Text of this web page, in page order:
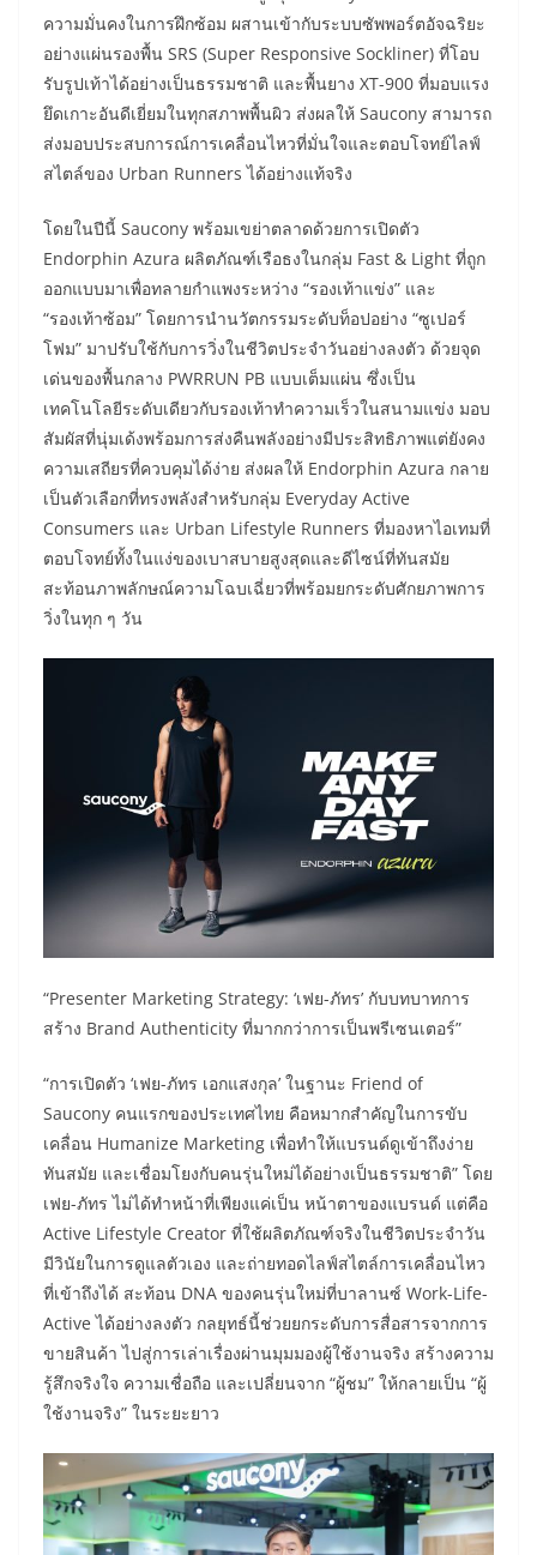
ความมั่นคงในการฝึกซ้อม ผสานเข้ากับระบบซัพพอร์ตอัจฉริยะ
อย่างแผ่นรองพื้น SRS (Super Responsive Sockliner) ที่โอบ
รับรูปเท้าได้อย่างเป็นธรรมชาติ และพื้นยาง XT-900 ที่มอบแรง
ยึดเกาะอันดีเยี่ยมในทุกสภาพพื้นผิว ส่งผลให้ Saucony สามารถ
ส่งมอบประสบการณ์การเคลื่อนไหวที่มั่นใจและตอบโจทย์ไลฟ์
สไตล์ของ Urban Runners ได้อย่างแท้จริง
โดยในปีนี้ Saucony พร้อมเขย่าตลาดด้วยการเปิดตัว
Endorphin Azura ผลิตภัณฑ์เรือธงในกลุ่ม Fast & Light ที่ถูก
ออกแบบมาเพื่อทลายกำแพงระหว่าง “รองเท้าแข่ง” และ
“รองเท้าซ้อม” โดยการนำนวัตกรรมระดับท็อปอย่าง “ซูเปอร์
โฟม” มาปรับใช้กับการวิ่งในชีวิตประจำวันอย่างลงตัว ด้วยจุด
เด่นของพื้นกลาง PWRRUN PB แบบเต็มแผ่น ซึ่งเป็น
เทคโนโลยีระดับเดียวกับรองเท้าทำความเร็วในสนามแข่ง มอบ
สัมผัสที่นุ่มเด้งพร้อมการส่งคืนพลังอย่างมีประสิทธิภาพแต่ยังคง
ความเสถียรที่ควบคุมได้ง่าย ส่งผลให้ Endorphin Azura กลาย
เป็นตัวเลือกที่ทรงพลังสำหรับกลุ่ม Everyday Active
Consumers และ Urban Lifestyle Runners ที่มองหาไอเทมที่
ตอบโจทย์ทั้งในแง่ของเบาสบายสูงสุดและดีไซน์ที่ทันสมัย
สะท้อนภาพลักษณ์ความโฉบเฉี่ยวที่พร้อมยกระดับศักยภาพการ
วิ่งในทุก ๆ วัน
“Presenter Marketing Strategy: ‘เฟย-ภัทร’ กับบทบาทการ
สร้าง Brand Authenticity ที่มากกว่าการเป็นพรีเซนเตอร์”
“การเปิดตัว ‘เฟย-ภัทร เอกแสงกุล’ ในฐานะ Friend of
Saucony คนแรกของประเทศไทย คือหมากสำคัญในการขับ
เคลื่อน Humanize Marketing เพื่อทำให้แบรนด์ดูเข้าถึงง่าย
ทันสมัย และเชื่อมโยงกับคนรุ่นใหม่ได้อย่างเป็นธรรมชาติ” โดย
เฟย-ภัทร ไม่ได้ทำหน้าที่เพียงแค่เป็น หน้าตาของแบรนด์ แต่คือ
Active Lifestyle Creator ที่ใช้ผลิตภัณฑ์จริงในชีวิตประจำวัน
มีวินัยในการดูแลตัวเอง และถ่ายทอดไลฟ์สไตล์การเคลื่อนไหว
ที่เข้าถึงได้ สะท้อน DNA ของคนรุ่นใหม่ที่บาลานซ์ Work-Life-
Active ได้อย่างลงตัว กลยุทธ์นี้ช่วยยกระดับการสื่อสารจากการ
ขายสินค้า ไปสู่การเล่าเรื่องผ่านมุมมองผู้ใช้งานจริง สร้างความ
รู้สึกจริงใจ ความเชื่อถือ และเปลี่ยนจาก “ผู้ชม” ให้กลายเป็น “ผู้
ใช้งานจริง” ในระยะยาว